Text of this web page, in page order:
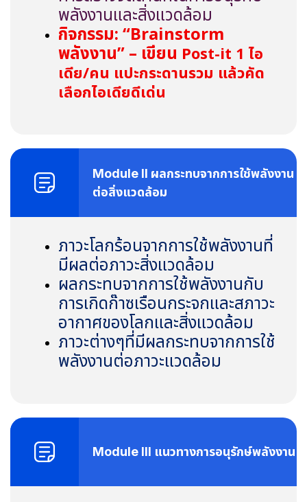
พลังงานและสิ่งแวดล้อม
กิจกรรม: “Brainstorm
พลังงาน” – เขียน Post-it 1 ไอ
เดีย/คน แปะกระดานรวม แล้วคัด
เลือกไอเดียดีเด่น
Module II ผลกระทบจากการใช้พลังงาน
ต่อสิ่งแวดล้อม
ภาวะโลกร้อนจากการใช้พลังงานที่
มีผลต่อภาวะสิ่งแวดล้อม
ผลกระทบจากการใช้พลังงานกับ
การเกิดก๊าซเรือนกระจกและสภาวะ
อากาศของโลกและสิ่งแวดล้อม
ภาวะต่างๆที่มีผลกระทบจากการใช้
พลังงานต่อภาวะแวดล้อม
Module III แนวทางการอนุรักษ์พลังงาน